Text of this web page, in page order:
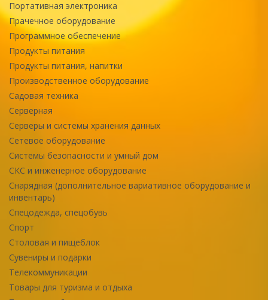
Портативная электроника
Прачечное оборудование
Программное обеспечение
Продукты питания
Продукты питания, напитки
Производственное оборудование
Садовая техника
Серверная
Серверы и системы хранения данных
Сетевое оборудование
Системы безопасности и умный дом
СКС и инженерное оборудование
Снарядная (дополнительное вариативное оборудование и
инвентарь)
Спецодежда, спецобувь
Спорт
Столовая и пищеблок
Сувениры и подарки
Телекоммуникации
Товары для туризма и отдыха